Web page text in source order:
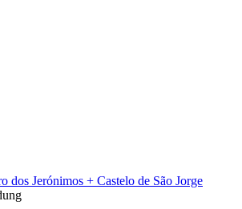
dos Jerónimos + Castelo de São Jorge